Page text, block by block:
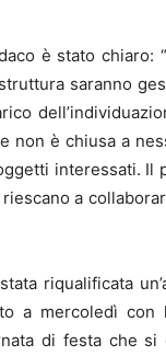
è stato chiaro:
saranno
non è chiusa a
interessati. Il
a
riqualificata
a mercoledì con
di festa che si